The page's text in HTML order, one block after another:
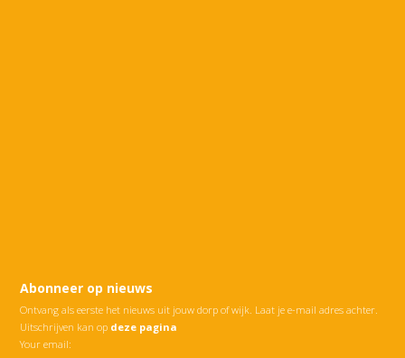
Abonneer op nieuws
Ontvang als eerste het nieuws uit jouw dorp of wijk. Laat je e-mail adres achter.
Uitschrijven kan op deze pagina
Your email: